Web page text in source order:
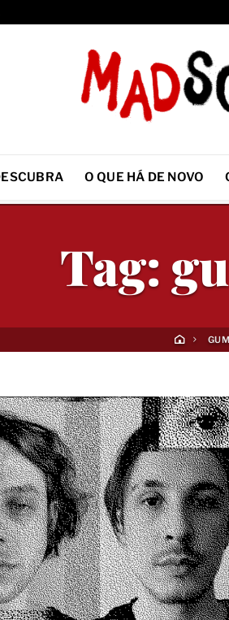
O QUE HÁ DE NOVO
Tag: